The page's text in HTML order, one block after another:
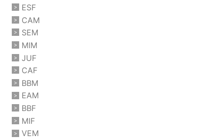
ESF
CAM
SEM
MIM
JUF
CAF
BBM
EAM
BBF
MIF
VEM